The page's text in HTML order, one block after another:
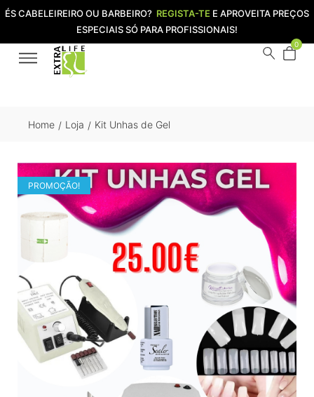
ÉS CABELEIREIRO OU BARBEIRO? REGISTA-TE E APROVEITA PREÇOS
ESPECIAIS SÓ PARA PROFISSIONAIS!
0
Home / Loja / Kit Unhas de Gel
PROMOÇÃO!